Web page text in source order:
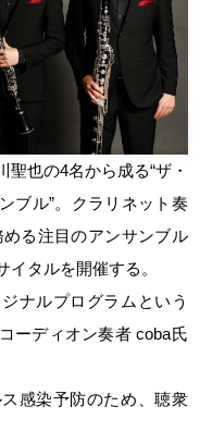
也の4名から成る“ザ・
ブル”。クラリネット奏
る注目のアンサンブル
タルを開催する。
ナルプログラムという
ーディオン奏者 coba氏
感染予防のため、聴衆